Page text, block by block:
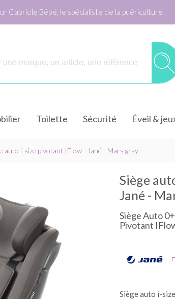
Cabriole Bébé, le spécialiste de la puériculture
Toilette Sécurité Éveil &
auto i-size pivotant IFlow - Jané - Mars gray
Siège
Jané -
Siège Auto
Pivotant
Siège auto i-